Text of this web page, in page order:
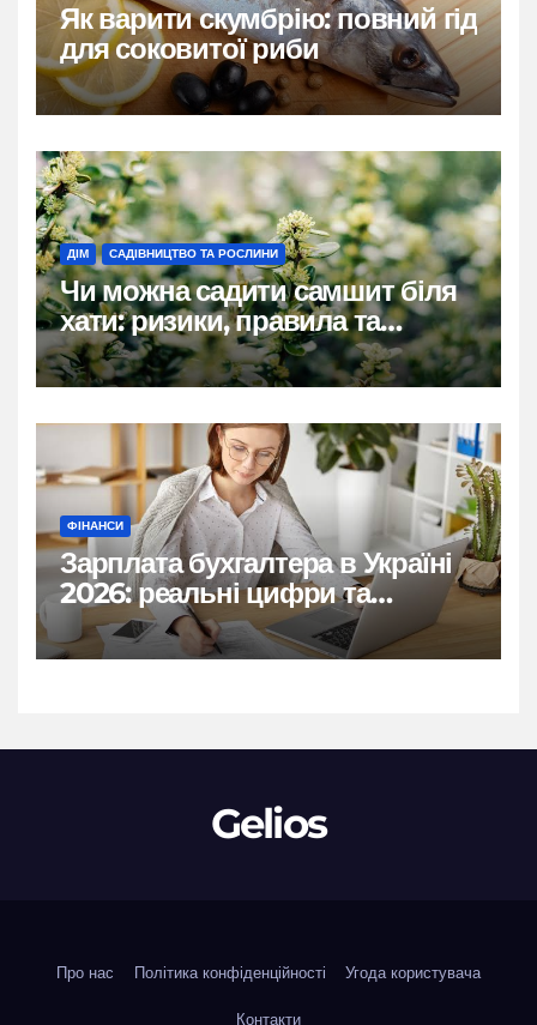
Як варити скумбрію: повний гід
для соковитої риби
ДІМ САДІВНИЦТВО ТА РОСЛИНИ
Чи можна садити самшит біля
хати: ризики, правила та
практичні рішення
ФІНАНСИ
Зарплата бухгалтера в Україні
2026: реальні цифри та
нюанси
Gelios
Про нас Політика конфіденційності Угода користувача
Контакти